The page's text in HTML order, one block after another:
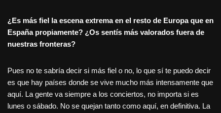
¿Es más fiel la escena extrema en el resto de Europa que en
España propiamente? ¿Os sentís más valorados fuera de
nuestras fronteras?
Pues no te sabría decir si más fiel o no, lo que sí te puedo decir
es que hay países donde se vive mucho más intensamente que
aquí. La gente va siempre a los conciertos, no importa si es
lunes o sábado. No se quejan tanto como aquí, en definitiva. La